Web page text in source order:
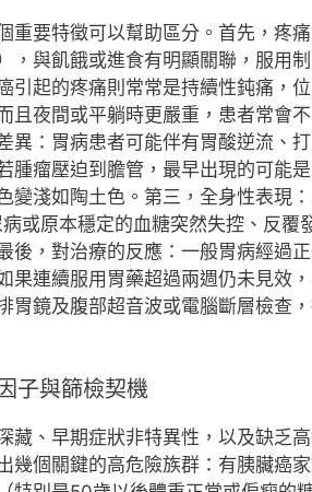
重要特徵可以幫助區分。首先，疼
，與飢餓或進食有明顯關聯，服用
引起的疼痛則常常是持續性鈍痛，
且夜間或平躺時更嚴重，患者常會
：胃病患者可能伴有胃酸逆流、打
腫瘤壓迫到膽管，最早出現的可能
變淺如陶土色。第三，全身性表現
或原本穩定的血糖突然失控、反覆
後，對治療的反應：一般胃病經過
果連續服用胃藥超過兩週仍未見效
胃鏡及腹部超音波或電腦斷層檢查
子與篩檢契機
藏、早期症狀非特異性，以及缺乏
幾個關鍵的高危險族群：有胰臟癌